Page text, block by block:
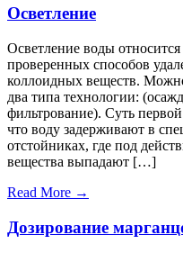
Осветление
Осветление воды
проверенных способов
коллоидных веществ.
два типа технологии:
фильтрование). Суть
что воду задерживают в
отстойниках, где под
вещества выпадают […]
Read More →
Дозирование